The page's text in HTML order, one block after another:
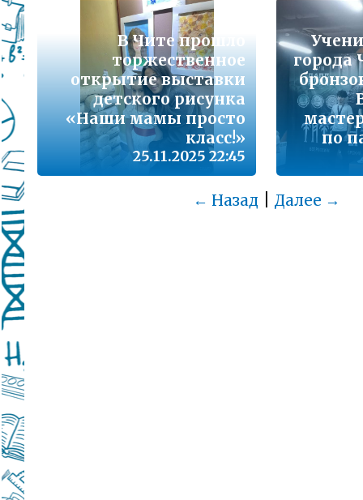
дошкольного образования и тел 32-41-13
Подробнее...
В Чите прошло
торжественное
открытие выставки
детского рисунка
«Наши мамы просто
класс!»
25.11.2025 22:45
города
по
← Назад| Далее →